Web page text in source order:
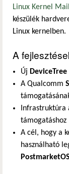
Linux Kernel
készülék
Linux kernelben.
A
Új DeviceTree
A Qualcomm
Infrastruktúra
támogatáshoz
A cél, hogy a
használható
PostmarketOS